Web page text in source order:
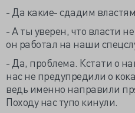
- Да какие- сдадим властям.
- А ты уверен, что власти
он работал на наши
- Да, проблема. Кстати о
нас не предупредили о
ведь именно направили
Походу нас тупо кинули.